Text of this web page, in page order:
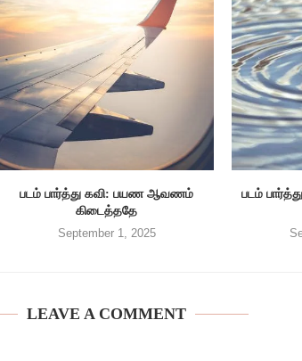
படம் பார்த்து கவி: பயண ஆவணம்
கிடைத்ததே
September 1, 2025
படம்
LEAVE A COMMENT